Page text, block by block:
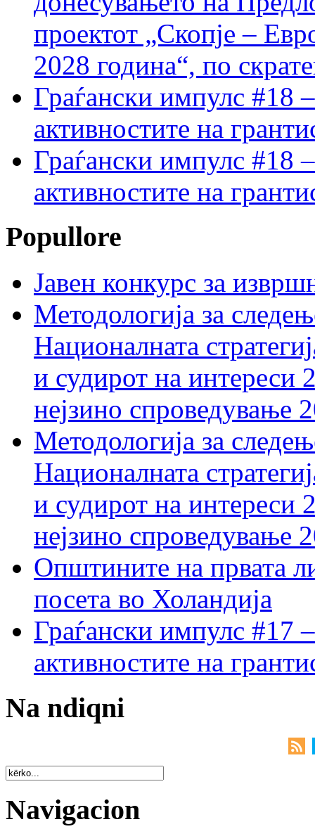
проектот „Скопје –
2028 година“, по
Граѓански импулс #18
активностите на
Граѓански импулс #18
активностите на
Popullore
Јавен конкурс за
Методологија за
Националната
и судирот на интереси
нејзино спроведување
Методологија за
Националната
и судирот на интереси
нејзино спроведување
Општините на првата
посета во Холандија
Граѓански импулс #17
активностите на
Na ndiqni
Navigacion